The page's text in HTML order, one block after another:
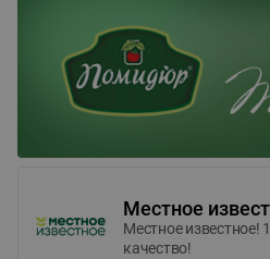
Местное
Местное известное!
качество!